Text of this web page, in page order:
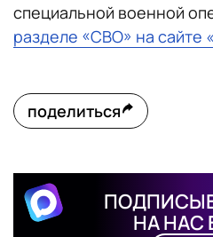
специальной военной
разделе «СВО» на сайте
поделиться
НА НАС